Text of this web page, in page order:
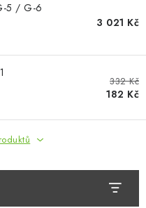
Doprava a platba
osobních údajů
slovník Art Scale
5 / G-6
3 021 Kč
332 Kč
182 Kč